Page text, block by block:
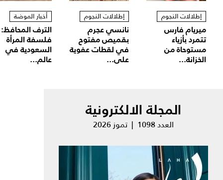
إطلالات النجوم
ميريام فارس
تتمرد بأزياء
مستوحاة من
الخزانة...
إطلالات النجوم
نانسي عجرم
بقميص مفتوح
في لقطات عفوية
على...
أخبار الموضة
الترف المحافظ:
فلسفة المرأة
السعودية في
عالم...
المجلة الالكترونية
العدد 1098 | تموز 2026